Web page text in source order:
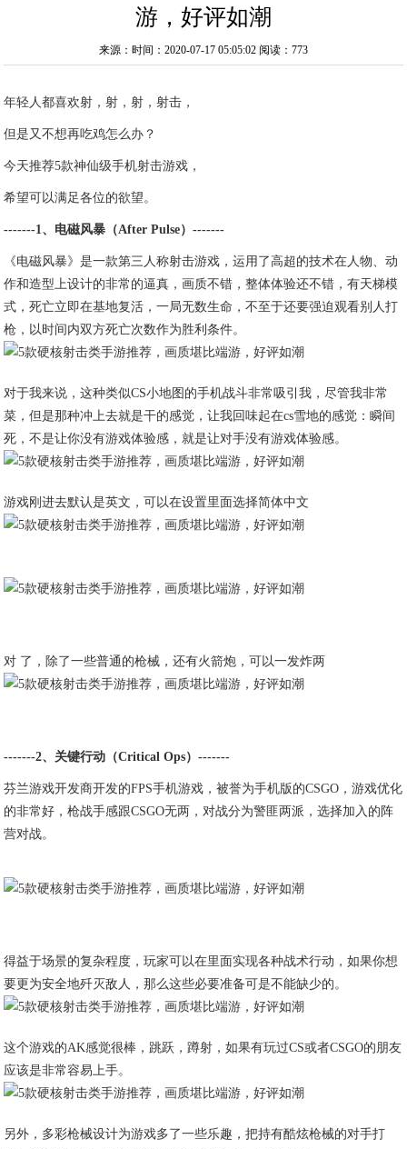
游，好评如潮
来源：时间：2020-07-17 05:05:02 阅读：773
年轻人都喜欢射，射，射，射击，
但是又不想再吃鸡怎么办？
今天推荐5款神仙级手机射击游戏，
希望可以满足各位的欲望。
-------1、电磁风暴（After Pulse）-------
《电磁风暴》是一款第三人称射击游戏，运用了高超的技术在人物、动
作和造型上设计的非常的逼真，画质不错，整体体验还不错，有天梯模
式，死亡立即在基地复活，一局无数生命，不至于还要强迫观看别人打
枪，以时间内双方死亡次数作为胜利条件。
对于我来说，这种类似CS小地图的手机战斗非常吸引我，尽管我非常
菜，但是那种冲上去就是干的感觉，让我回味起在cs雪地的感觉：瞬间
死，不是让你没有游戏体验感，就是让对手没有游戏体验感。
游戏刚进去默认是英文，可以在设置里面选择简体中文
对 了，除了一些普通的枪械，还有火箭炮，可以一发炸两
-------2、关键行动（Critical Ops）-------
芬兰游戏开发商开发的FPS手机游戏，被誉为手机版的CSGO，游戏优化
的非常好，枪战手感跟CSGO无两，对战分为警匪两派，选择加入的阵
营对战。
得益于场景的复杂程度，玩家可以在里面实现各种战术行动，如果你想
要更为安全地歼灭敌人，那么这些必要准备可是不能缺少的。
这个游戏的AK感觉很棒，跳跃，蹲射，如果有玩过CS或者CSGO的朋友
应该是非常容易上手。
另外，多彩枪械设计为游戏多了一些乐趣，把持有酷炫枪械的对手打